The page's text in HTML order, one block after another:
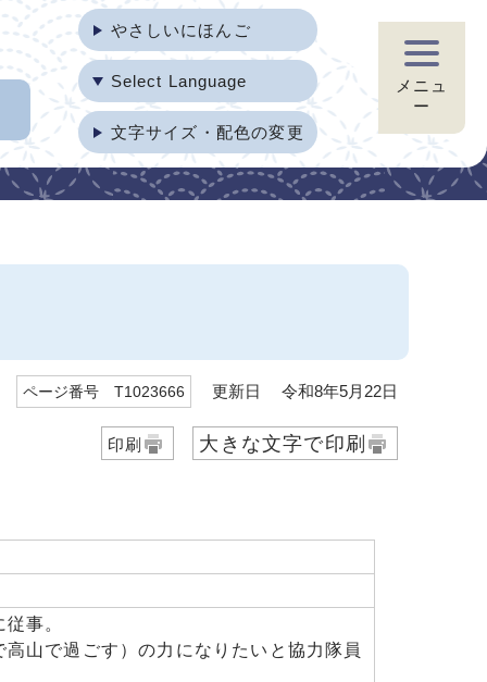
やさしいにほんご
Select Language
文字サイズ・配色の変更
メニュ
ー
ページ番号 T1023666 更新日 令和8年5月22日
印刷 大きな文字で印刷
事。
山で過ごす）の力になりたいと協力隊員